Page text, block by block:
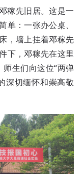
稼先旧居。这是一
单：一张办公桌、
，墙上挂着邓稼先
下，邓稼先在这里
生们向这位“两弹
深切缅怀和崇高敬